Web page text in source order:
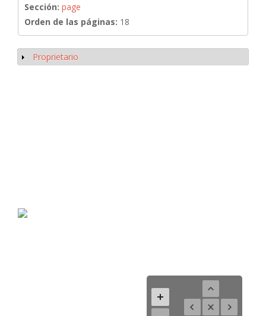
Sección: page
Orden de las páginas: 18
Mostrar
Proprietario